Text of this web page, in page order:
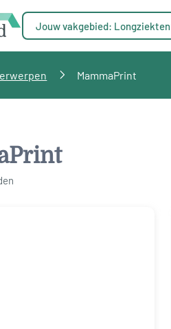
Jouw vakgebied: Longziekten
MammaPrint